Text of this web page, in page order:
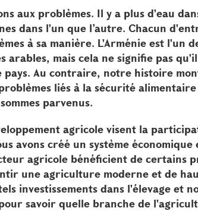
aux problèmes. Il y a plus d'eau
dans l'un que l’autre. Chacun
à sa manière. L'Arménie est l'un
arables, mais cela ne signifie pas
Au contraire, notre histoire
liés à la sécurité
parvenus.
agricole visent la
avons créé un système
agricole bénéficient de certains
une agriculture moderne et de
investissements dans l'élevage et
savoir quelle branche de